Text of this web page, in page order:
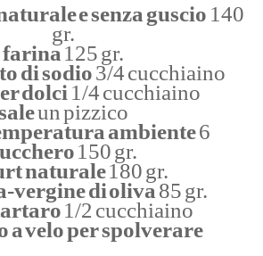
e senza guscio 140
gr.
farina125 gr.
di sodio3/4 cucchiaino
dolci 1/4 cucchiaino
un pizzico
ambiente6
150 gr.
naturale180 gr.
vergine di oliva85 gr.
1/2 cucchiaino
a velo per spolverare